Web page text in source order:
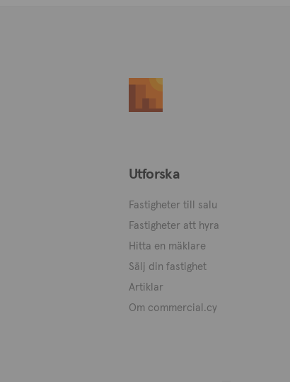
Utforska
Fastigheter till salu
Fastigheter att hyra
Hitta en mäklare
Sälj din fastighet
Artiklar
Om commercial.cy